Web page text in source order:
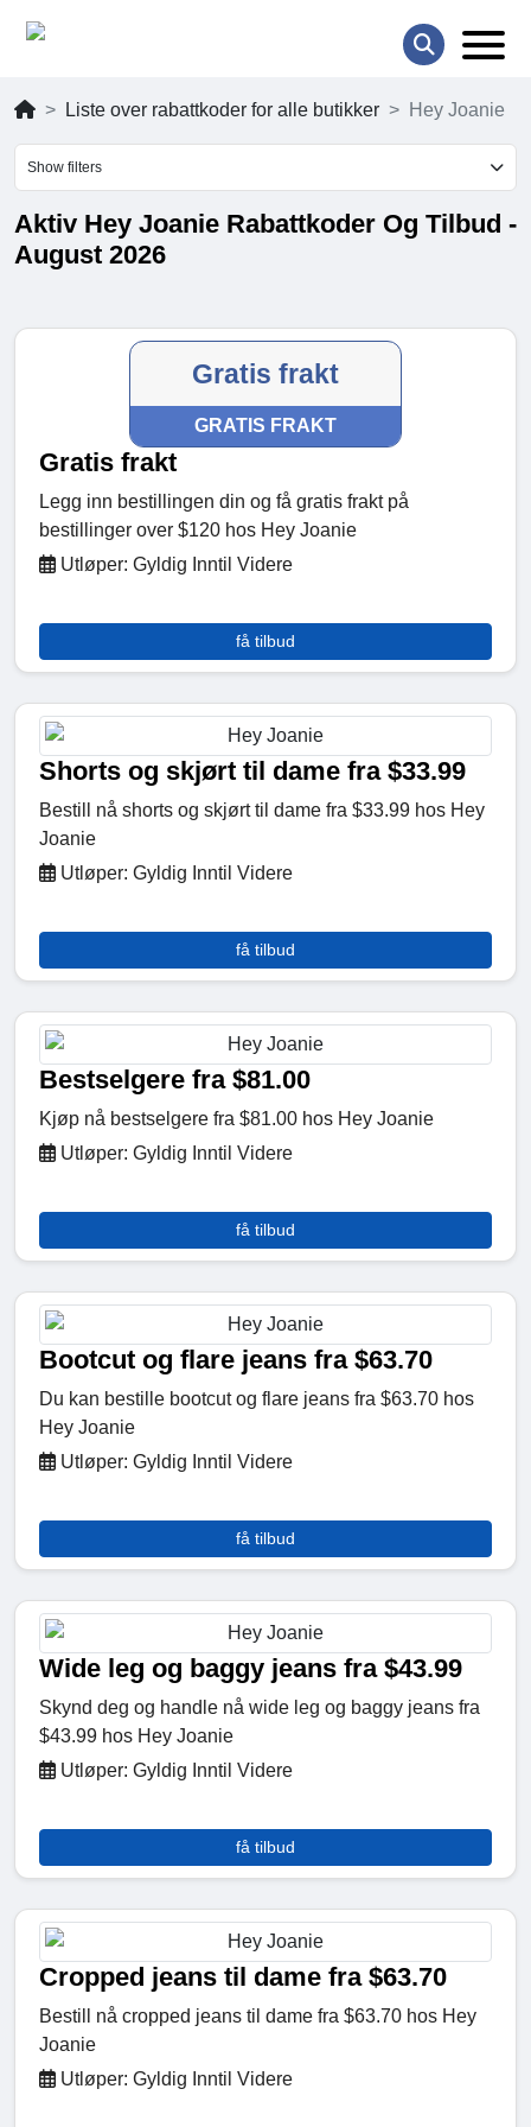
Liste over rabattkoder for alle butikker Hey Joanie
Show filters
Aktiv Hey Joanie Rabattkoder Og Tilbud -
August 2026
Gratis frakt
GRATIS FRAKT
Gratis frakt
Legg inn bestillingen din og få gratis frakt på
bestillinger over $120 hos Hey Joanie
Utløper: Gyldig Inntil Videre
få tilbud
Shorts og skjørt til dame fra $33.99
Bestill nå shorts og skjørt til dame fra $33.99 hos Hey
Joanie
Utløper: Gyldig Inntil Videre
få tilbud
Bestselgere fra $81.00
Kjøp nå bestselgere fra $81.00 hos Hey Joanie
Utløper: Gyldig Inntil Videre
få tilbud
Bootcut og flare jeans fra $63.70
Du kan bestille bootcut og flare jeans fra $63.70 hos
Hey Joanie
Utløper: Gyldig Inntil Videre
få tilbud
Wide leg og baggy jeans fra $43.99
Skynd deg og handle nå wide leg og baggy jeans fra
$43.99 hos Hey Joanie
Utløper: Gyldig Inntil Videre
få tilbud
Cropped jeans til dame fra $63.70
Bestill nå cropped jeans til dame fra $63.70 hos Hey
Joanie
Utløper: Gyldig Inntil Videre